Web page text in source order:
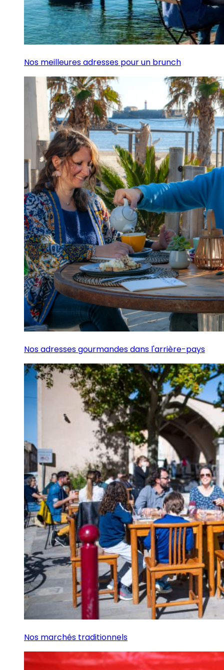
Nos meilleures adresses pour un brunch
Nos adresses gourmandes dans l'arrière-pays
Nos marchés traditionnels